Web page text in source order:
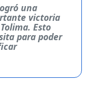
una
victoria
Esto
para poder